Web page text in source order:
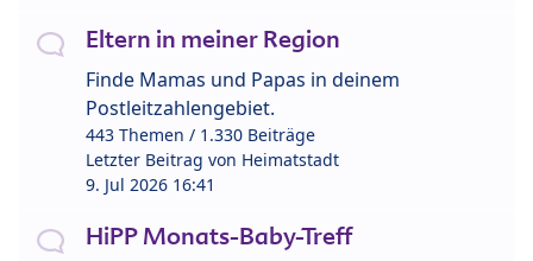
Eltern in meiner Region
Finde Mamas und Papas in deinem
Postleitzahlengebiet.
443 Themen / 1.330 Beiträge
Letzter Beitrag von Heimatstadt
9. Jul 2026 16:41
HiPP Monats-Baby-Treff